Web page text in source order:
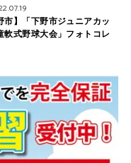
市】「下野市ジュニアカッ
軟式野球大会」フォトコレ